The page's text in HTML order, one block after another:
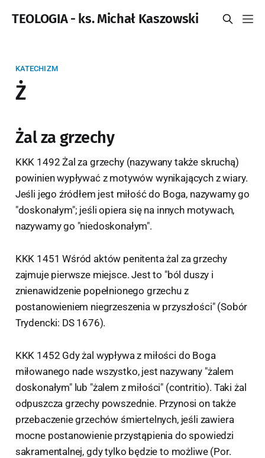
TEOLOGIA - ks. Michał Kaszowski
KATECHIZM
Ż
Żal za grzechy
KKK 1492 Żal za grzechy (nazywany także skruchą)
powinien wypływać z motywów wynikających z wiary.
Jeśli jego źródłem jest miłość do Boga, nazywamy go
"doskonałym"; jeśli opiera się na innych motywach,
nazywamy go "niedoskonałym".
KKK 1451 Wśród aktów penitenta żal za grzechy
zajmuje pierwsze miejsce. Jest to "ból duszy i
znienawidzenie popełnionego grzechu z
postanowieniem niegrzeszenia w przyszłości" (Sobór
Trydencki: DS 1676).
KKK 1452 Gdy żal wypływa z miłości do Boga
miłowanego nade wszystko, jest nazywany "żalem
doskonałym" lub "żalem z miłości" (contritio). Taki żal
odpuszcza grzechy powszednie. Przynosi on także
przebaczenie grzechów śmiertelnych, jeśli zawiera
mocne postanowienie przystąpienia do spowiedzi
sakramentalnej, gdy tylko będzie to możliwe (Por.